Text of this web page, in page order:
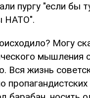
пургу "если бы
НАТО".
Могу
Вся жизнь